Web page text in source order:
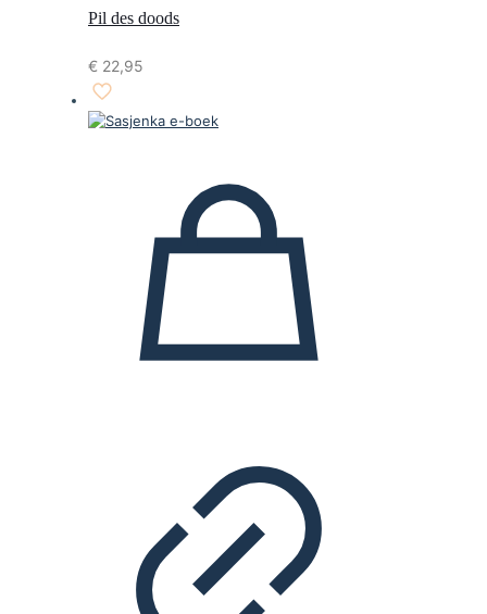
Pil des doods
€ 22,95